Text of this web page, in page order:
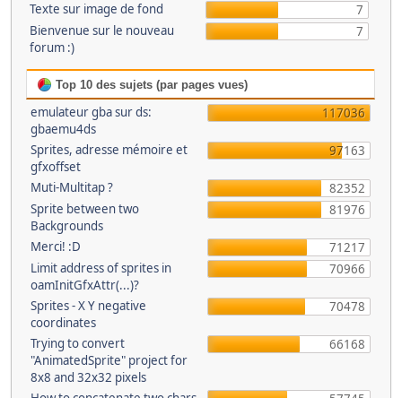
Texte sur image de fond
7
Bienvenue sur le nouveau
forum :)
7
Top 10 des sujets (par pages vues)
emulateur gba sur ds:
gbaemu4ds
117036
Sprites, adresse mémoire et
gfxoffset
97163
Muti-Multitap ?
82352
Sprite between two
Backgrounds
81976
Merci! :D
71217
Limit address of sprites in
oamInitGfxAttr(...)?
70966
Sprites - X Y negative
coordinates
70478
Trying to convert
"AnimatedSprite" project for
8x8 and 32x32 pixels
66168